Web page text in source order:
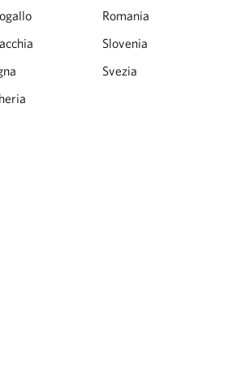
Romania
Slovenia
Svezia
image
della varietà